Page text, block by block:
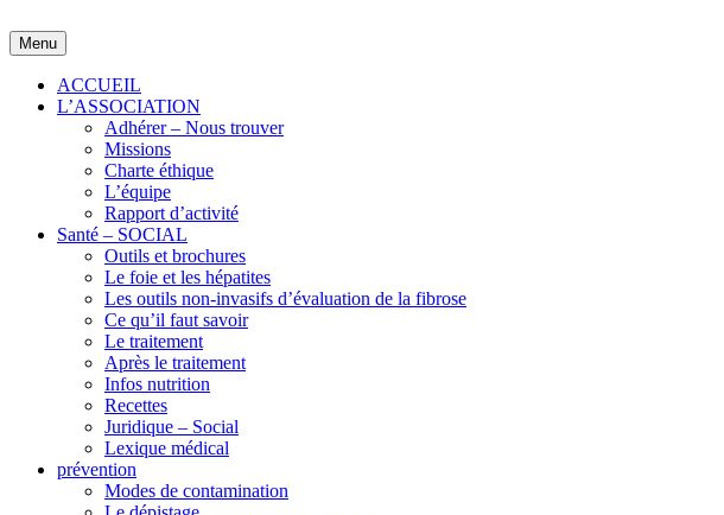
to
content
Menu
ACCUEIL
L’ASSOCIATION
Adhérer – Nous trouver
Missions
Charte éthique
L’équipe
Rapport d’activité
Santé – SOCIAL
Outils et brochures
Le foie et les hépatites
Les outils non-invasifs d’évaluation de la fibrose
Ce qu’il faut savoir
Le traitement
Après le traitement
Infos nutrition
Recettes
Juridique – Social
Lexique médical
prévention
Modes de contamination